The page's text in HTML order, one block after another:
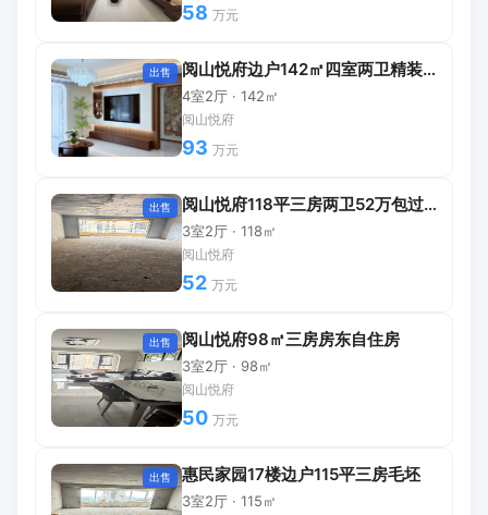
58 万元
出售 阅山悦府边户142㎡四室两卫精装修拎包入住
4室2厅 · 142㎡
阅山悦府
93 万元
出售 阅山悦府118平三房两卫52万包过户
3室2厅 · 118㎡
阅山悦府
52 万元
出售 阅山悦府98㎡三房房东自住房
3室2厅 · 98㎡
阅山悦府
50 万元
出售 惠民家园17楼边户115平三房毛坯
3室2厅 · 115㎡